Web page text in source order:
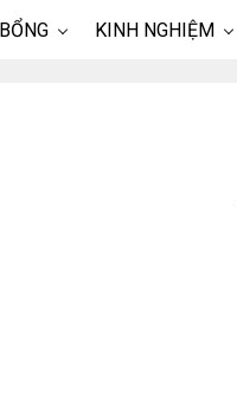
KINH NGHIỆM